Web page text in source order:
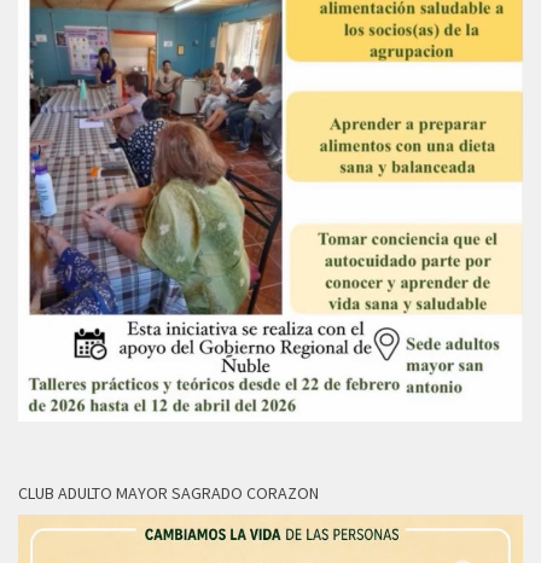
CLUB ADULTO MAYOR SAGRADO CORAZON